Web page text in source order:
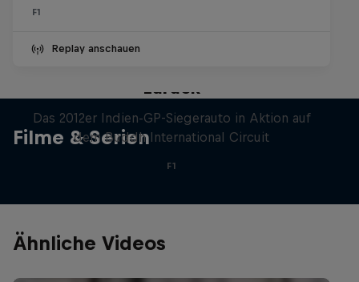
F1
Replay anschauen
Filme & Serien
zurück
Das 2012er Indien-GP-Siegerauto in Aktion auf
dem Buddh International Circuit
F1
Ähnliche Videos